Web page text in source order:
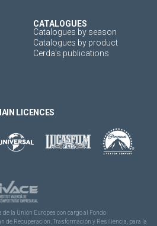
CATALOGUES
Catalogues by season
Catalogues by product
Cerda's publications
LICENCES
la Unión Europea con cargo al Fondo
de Recuperación, Trasformación y Resiliencia, para la